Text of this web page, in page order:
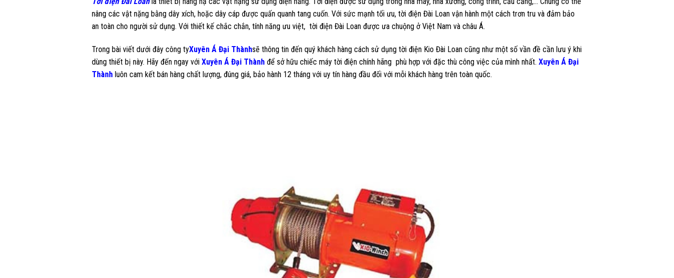
nâng các vật nặng bằng dây xích, hoặc dây cáp được quấn quanh tang cuốn. Với sức mạnh tối ưu, tời điện Đài Loan vận hành một cách trơn tru và đảm bảo
an toàn cho người sử dụng. Với thiết kế chắc chắn, tính năng ưu việt, tời điện Đài Loan được ưa chuộng ở Việt Nam và châu Á.
Trong bài viết dưới đây công tyXuyên Á Đại Thànhsẽ thông tin đến quý khách hàng cách sử dụng tời điện Kio Đài Loan cũng như một số vần đề cần lưu ý khi
dùng thiết bị này. Hãy đến ngay với Xuyên Á Đại Thànhđể sở hữu chiếc máy tời điện chính hãng phù hợp với đặc thù công việc của mình nhất. Xuyên Á Đại
Thànhluôn cam kết bán hàng chất lượng, đúng giá, bảo hành 12 tháng với uy tín hàng đầu đối với mỗi khách hàng trên toàn quốc.